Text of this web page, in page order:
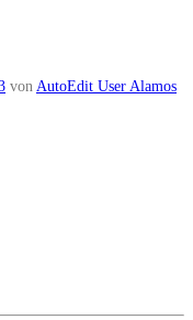
von AutoEdit User Alamos